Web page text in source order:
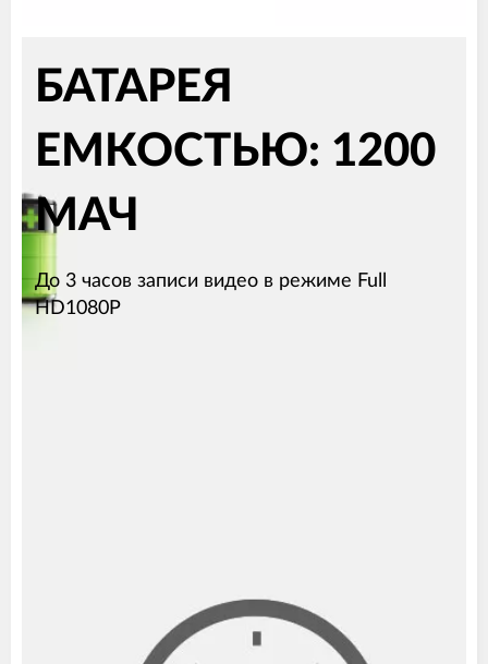
БАТАРЕЯ
ЕМКОСТЬЮ: 1200
МАЧ
До 3 часов записи видео в режиме Full
HD1080P